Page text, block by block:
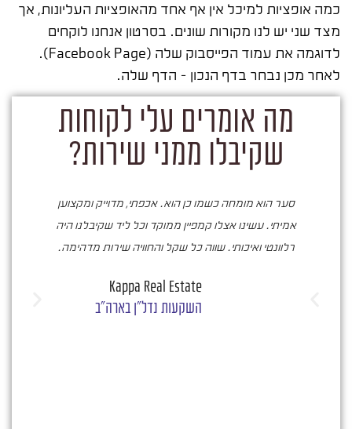
כמה אופציות למיכל אין אף אחד מהאופציות העליונות, אך
מצד שני יש לנו מקורות שונים. בסרטון אנחנו לוקחים
לדוגמה את עמוד הפייסבוק שלה (Facebook Page).
לאחר מכן נבחר בדף הנכון – הדף שלה.
מה אומרים עלי לקוחות
שקיבלו ממני שירות?
סער הוא מומחה כשמו כן הוא. אכפתי, מדוייק ומקצוען
אמיתי. עשינו אצלו קמפיין ממוקד וכל ליד שקיבלנו היה
רלוונטי ואיכותי. שווה כל שקל והחוויה שירות מדהימה.
Kappa Real Estate
השקעות נדל"ן בארה"ב